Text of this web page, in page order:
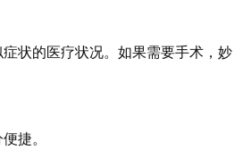
状的医疗状况。如果需要手术，妙
捷。